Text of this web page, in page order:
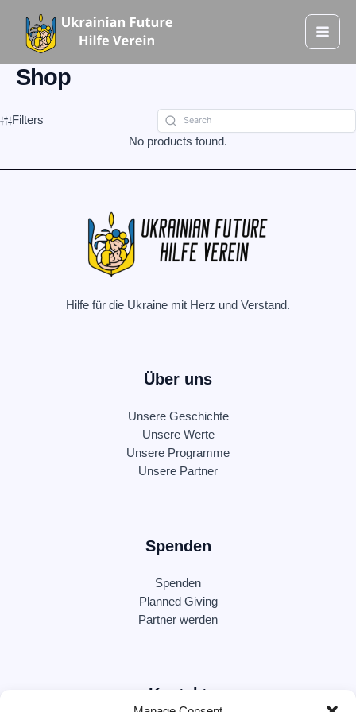
springen
Shop
Filters
No products found.
Hilfe für die Ukraine mit Herz und Verstand.
Über uns
Unsere Geschichte
Unsere Werte
Unsere Programme
Unsere Partner
Spenden
Spenden
Planned Giving
Partner werden
Kontakt